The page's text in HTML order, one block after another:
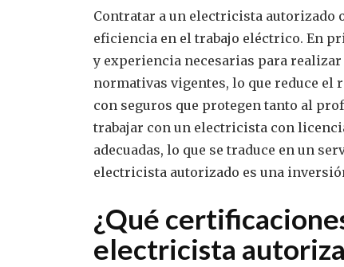
Contratar a un electricista autorizado
eficiencia en el trabajo eléctrico. En
y experiencia necesarias para
normativas vigentes, lo que reduce el
con seguros que protegen tanto al
trabajar con un electricista con
adecuadas, lo que se traduce en un
electricista autorizado es una
¿Qué
electricista